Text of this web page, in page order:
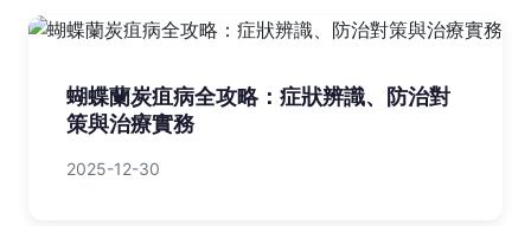
蝴蝶蘭炭疽病全攻略：症狀辨識、防治對
策與治療實務
2025-12-30